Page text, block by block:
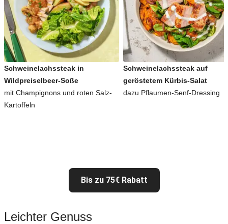
Schweinelachssteak in
Wildpreiselbeer-Soße
mit Champignons und roten Salz-
Kartoffeln
Schweinelachssteak auf
geröstetem Kürbis-Salat
dazu Pflaumen-Senf-Dressing
Bis zu 75€ Rabatt
Leichter Genuss